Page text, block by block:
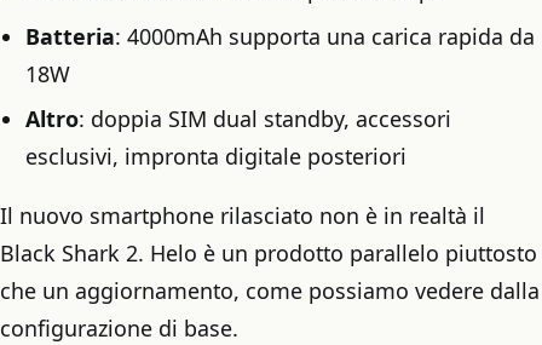
Batteria: 4000mAh supporta una carica rapida da
18W
Altro: doppia SIM dual standby, accessori
esclusivi, impronta digitale posteriori
Il nuovo smartphone rilasciato non è in realtà il
Black Shark 2. Helo è un prodotto parallelo piuttosto
che un aggiornamento, come possiamo vedere dalla
configurazione di base.